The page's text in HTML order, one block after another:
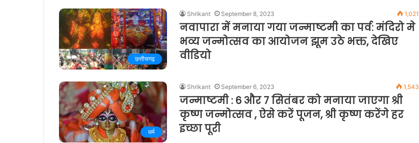
छत्तीसगढ़
Shrikant September 8, 2023 1,021
नवापारा में मनाया गया जन्माष्टमी का पर्व: मंदिरो मे
भव्य जन्मोत्सव का आयोजन झूम उठे भक्त, देखिए
वीडियो
धर्म
Shrikant September 6, 2023 1,543
जन्माष्टमी : 6 और 7 सितंबर को मनाया जाएगा श्री
कृष्ण जन्मोत्सव , ऐसे करें पूजन, श्री कृष्ण करेंगे हर
इच्छा पूरी